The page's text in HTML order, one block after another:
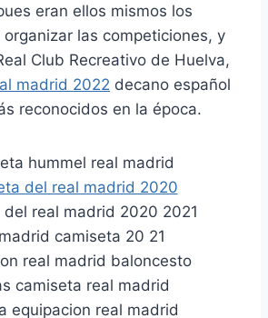
eran ellos mismos los
las competiciones, y
Club Recreativo de Huelva,
madrid 2022 decano español
reconocidos en la época.